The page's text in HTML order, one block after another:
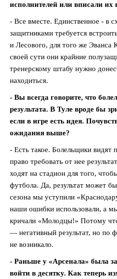
исполнителей или вписали их
- Все вместе. Единственное - в
защитниками требуется
и Лесового, для того же Эванса
своей сути они крайние
тренерскому штабу нужно
находиться.
- Вы всегда говорите, что
результата. В Туле вроде бы
если в игре есть идея.
ожидания выше?
- Есть такое. Болельщики
право требовать от нее
ходят на стадион для того,
футбола. Да, результат может
сезона мы уступили
наши ошибки использовали, а
кричали «Молодцы!» Потому
— негативный результат, но по
не возникало.
- Раньше у «Арсенала» была
войти в десятку. Как теперь